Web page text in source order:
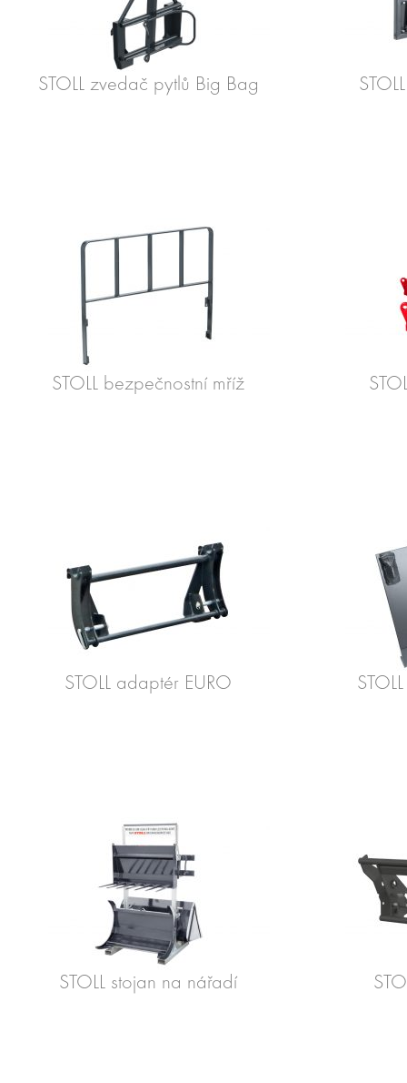
STOLL zvedač pytlů Big Bag
STOLL bezpečnostní mříž
STOLL adaptér EURO
STOLL stojan na nářadí